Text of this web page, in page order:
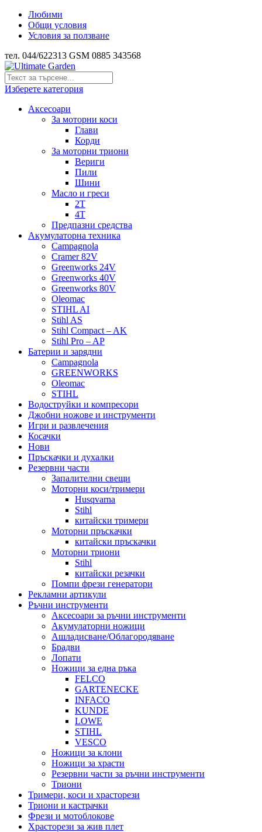
Любими
Общи условия
Условия за ползване
тел. 044/622313 GSM 0885 343568
Изберете категория
Аксесоари
За моторни коси
Глави
Корди
За моторни триони
Вериги
Пили
Шини
Масло и греси
2Т
4Т
Предпазни средства
Акумулаторна техника
Campagnola
Cramer 82V
Greenworks 24V
Greenworks 40V
Greenworks 80V
Oleomac
STIHL AI
Stihl AS
Stihl Compact – AK
Stihl Pro – AP
Батерии и зарядни
Campagnola
GREENWORKS
Oleomac
STIHL
Водоструйки и компресори
Джобни ножове и инструменти
Игри и развлечения
Косачки
Нови
Пръскачки и духалки
Резервни части
Запалителни свещи
Моторни коси/тримери
Husqvarna
Stihl
китайски тримери
Моторни пръскачки
китайски пръскачки
Моторни триони
Stihl
китайски резачки
Помпи фрези генератори
Рекламни артикули
Ръчни инструменти
Аксесоари за ръчни инструменти
Акумулаторни ножици
Ашладисване/Облагородяване
Брадви
Лопати
Ножици за една ръка
FELCO
GARTENECKE
INFACO
KUNDE
LOWE
STIHL
VESCO
Ножици за клони
Ножици за храсти
Резервни части за ръчни инструменти
Триони
Тримери, коси и храсторези
Триони и кастрачки
Фрези и мотоблокове
Храсторези за жив плет